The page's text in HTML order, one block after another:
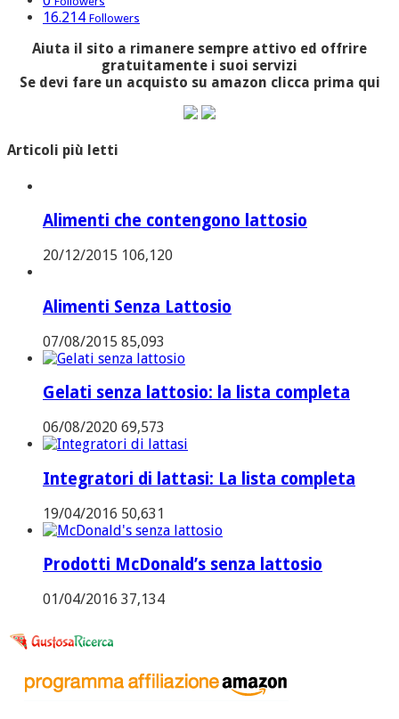
16.214 Followers
Aiuta il sito a rimanere sempre attivo ed offrire
gratuitamente i suoi servizi
Se devi fare un acquisto su amazon clicca prima qui
Articoli più letti
Alimenti che contengono lattosio
20/12/2015 106,120
Alimenti Senza Lattosio
07/08/2015 85,093
Gelati senza lattosio: la lista completa
06/08/2020 69,573
Integratori di lattasi: La lista completa
19/04/2016 50,631
Prodotti McDonald’s senza lattosio
01/04/2016 37,134